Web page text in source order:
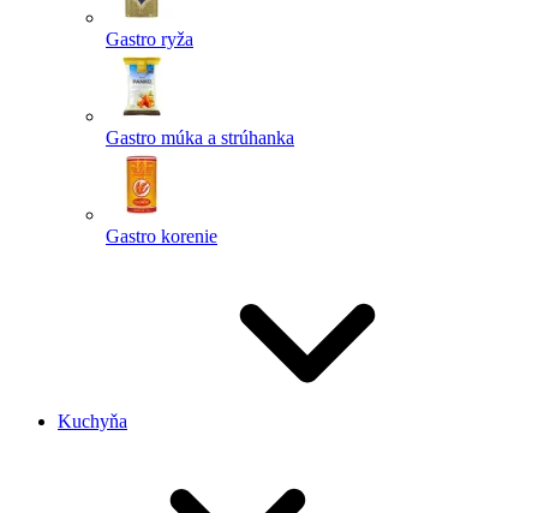
Gastro ryža
Gastro múka a strúhanka
Gastro korenie
Kuchyňa